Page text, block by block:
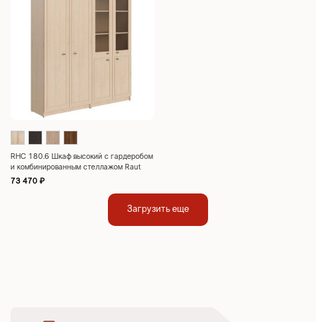
RHC 180.6 Шкаф высокий с гардеробом
и комбинированным стеллажом Raut
1808х466х2023
73 470 ₽
Загрузить еще